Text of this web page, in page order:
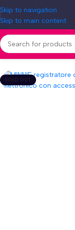
Skip to navigation
Skip to main content
»Shop»MINNIE
SOLD OUT